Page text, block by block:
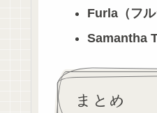
Furla（フ
Samantha
まとめ